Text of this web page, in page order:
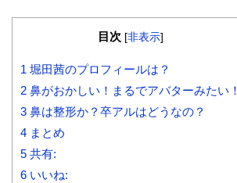
目次 [非表示]
1 堀田茜のプロフィールは？
2 鼻がおかしい！まるでアバターみたい！
3 鼻は整形か？卒アルはどうなの？
4 まとめ
5 共有:
6 いいね: